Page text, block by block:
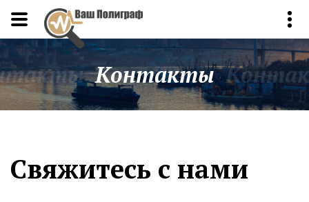
Контакты
Свяжитесь с нами